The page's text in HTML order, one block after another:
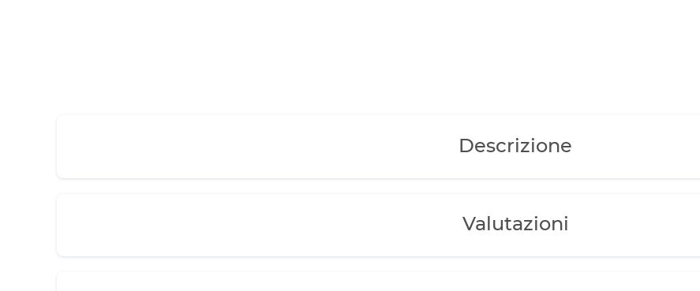
Descrizione
Valutazioni